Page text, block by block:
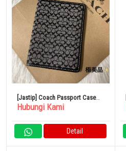
[Jastip] Coach Passport Case
Signature Black
Hubungi Kami
Detail